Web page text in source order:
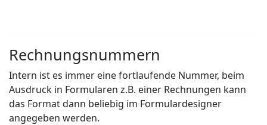
Rechnungsnummern
Intern ist es immer eine fortlaufende Nummer, beim
Ausdruck in Formularen z.B. einer Rechnungen kann
das Format dann beliebig im Formulardesigner
angegeben werden.